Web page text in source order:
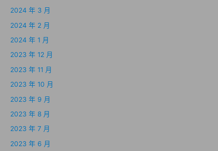
2024 年 3 月
2024 年 2 月
2024 年 1 月
2023 年 12 月
2023 年 11 月
2023 年 10 月
2023 年 9 月
2023 年 8 月
2023 年 7 月
2023 年 6 月